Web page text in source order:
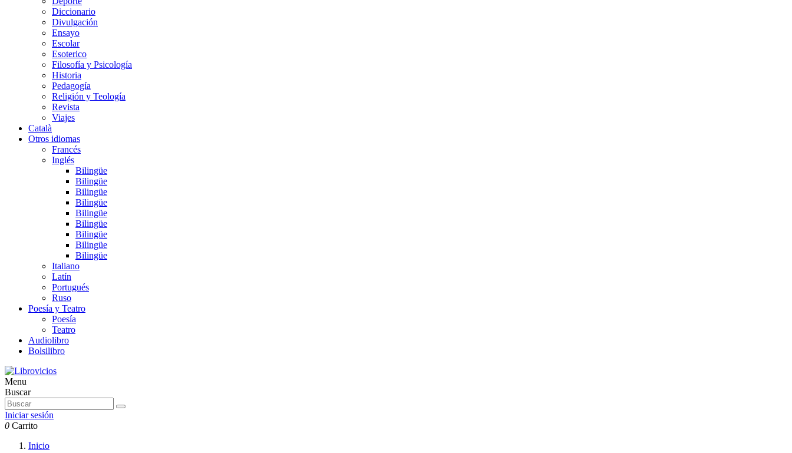
Diccionario
Divulgación
Ensayo
Escolar
Esoterico
Filosofía y Psicología
Historia
Pedagogía
Religión y Teología
Revista
Viajes
Català
Otros idiomas
Francés
Inglés
Bilingüe
Bilingüe
Bilingüe
Bilingüe
Bilingüe
Bilingüe
Bilingüe
Bilingüe
Bilingüe
Italiano
Latín
Portugués
Ruso
Poesía y Teatro
Poesía
Teatro
Audiolibro
Bolsilibro
Menu
Buscar
Iniciar sesión
0 Carrito
Inicio